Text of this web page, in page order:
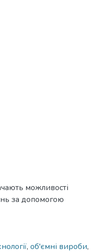
можливості
за допомогою
, об'ємні вироби,